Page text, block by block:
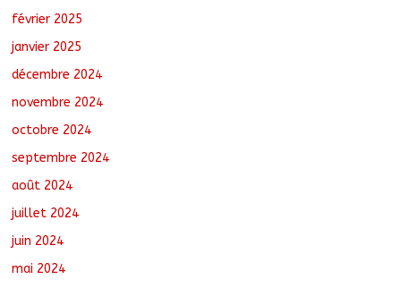
février 2025
janvier 2025
décembre 2024
novembre 2024
octobre 2024
septembre 2024
août 2024
juillet 2024
juin 2024
mai 2024